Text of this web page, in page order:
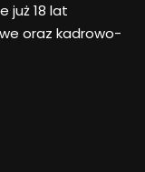
już 18 lat
oraz kadrowo-